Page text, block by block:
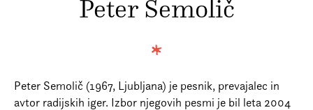
Prijava na e-novice
Peter Semolič
Peter Semolič (1967, Ljubljana) je pesnik, prevajalec in
avtor radijskih iger. Izbor njegovih pesmi je bil leta 2004